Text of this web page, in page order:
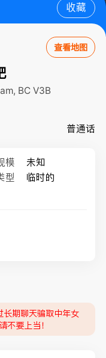
收藏
查看地图
BC V3B
普通话
模
未知
型
临时的
长期聊天骗取中年女
不要上当！